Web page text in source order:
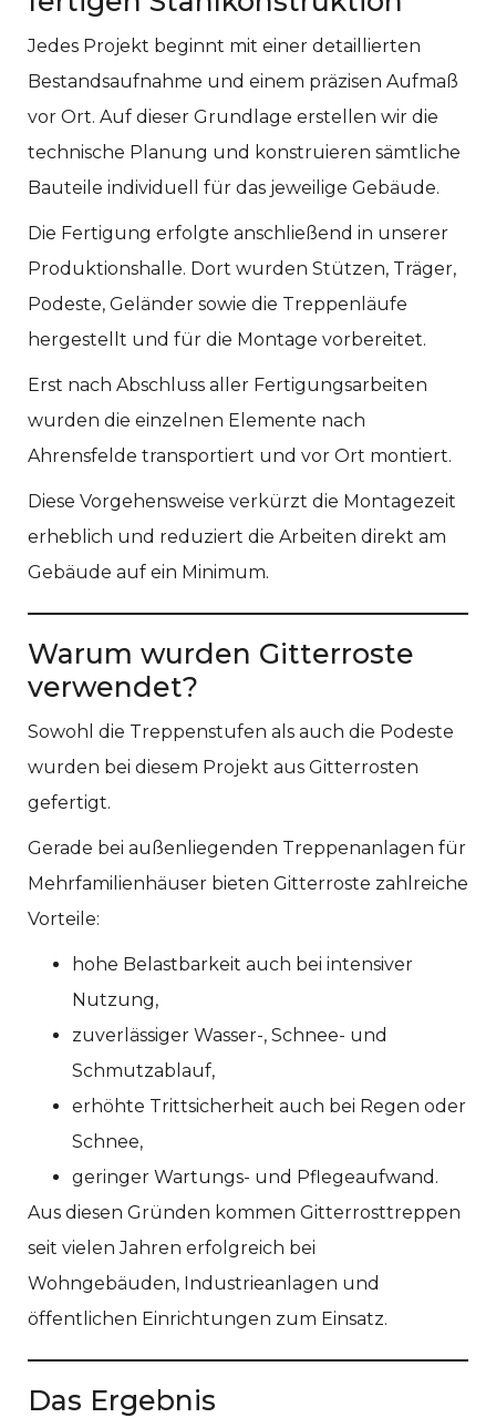
Jedes Projekt beginnt mit einer detaillierten
Bestandsaufnahme und einem präzisen Aufmaß
vor Ort. Auf dieser Grundlage erstellen wir die
technische Planung und konstruieren sämtliche
Bauteile individuell für das jeweilige Gebäude.
Die Fertigung erfolgte anschließend in unserer
Produktionshalle. Dort wurden Stützen, Träger,
Podeste, Geländer sowie die Treppenläufe
hergestellt und für die Montage vorbereitet.
Erst nach Abschluss aller Fertigungsarbeiten
wurden die einzelnen Elemente nach
Ahrensfelde transportiert und vor Ort montiert.
Diese Vorgehensweise verkürzt die Montagezeit
erheblich und reduziert die Arbeiten direkt am
Gebäude auf ein Minimum.
Warum wurden Gitterroste
verwendet?
Sowohl die Treppenstufen als auch die Podeste
wurden bei diesem Projekt aus Gitterrosten
gefertigt.
Gerade bei außenliegenden Treppenanlagen für
Mehrfamilienhäuser bieten Gitterroste zahlreiche
Vorteile:
hohe Belastbarkeit auch bei intensiver
Nutzung,
zuverlässiger Wasser-, Schnee- und
Schmutzablauf,
erhöhte Trittsicherheit auch bei Regen oder
Schnee,
geringer Wartungs- und Pflegeaufwand.
Aus diesen Gründen kommen Gitterrosttreppen
seit vielen Jahren erfolgreich bei
Wohngebäuden, Industrieanlagen und
öffentlichen Einrichtungen zum Einsatz.
Das Ergebnis